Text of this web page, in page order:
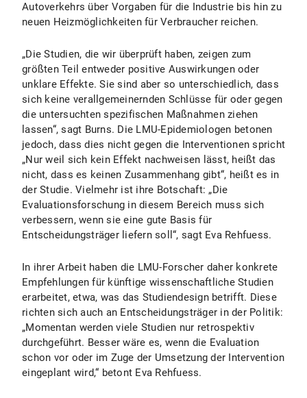
Autoverkehrs über Vorgaben für die Industrie bis hin zu
neuen Heizmöglichkeiten für Verbraucher reichen.
„Die Studien, die wir überprüft haben, zeigen zum
größten Teil entweder positive Auswirkungen oder
unklare Effekte. Sie sind aber so unterschiedlich, dass
sich keine verallgemeinernden Schlüsse für oder gegen
die untersuchten spezifischen Maßnahmen ziehen
lassen“, sagt Burns. Die LMU-Epidemiologen betonen
jedoch, dass dies nicht gegen die Interventionen spricht
„Nur weil sich kein Effekt nachweisen lässt, heißt das
nicht, dass es keinen Zusammenhang gibt“, heißt es in
der Studie. Vielmehr ist ihre Botschaft: „Die
Evaluationsforschung in diesem Bereich muss sich
verbessern, wenn sie eine gute Basis für
Entscheidungsträger liefern soll“, sagt Eva Rehfuess.
In ihrer Arbeit haben die LMU-Forscher daher konkrete
Empfehlungen für künftige wissenschaftliche Studien
erarbeitet, etwa, was das Studiendesign betrifft. Diese
richten sich auch an Entscheidungsträger in der Politik:
„Momentan werden viele Studien nur retrospektiv
durchgeführt. Besser wäre es, wenn die Evaluation
schon vor oder im Zuge der Umsetzung der Intervention
eingeplant wird,“ betont Eva Rehfuess.